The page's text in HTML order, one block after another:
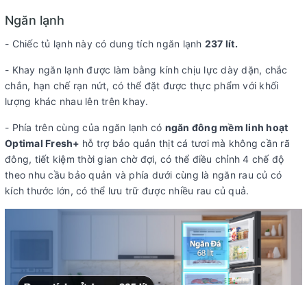
Ngăn lạnh
- Chiếc tủ lạnh này có dung tích ngăn lạnh 237 lít.
- Khay ngăn lạnh được làm bằng kính chịu lực dày dặn, chắc
chắn, hạn chế rạn nứt, có thể đặt được thực phẩm với khối
lượng khác nhau lên trên khay.
- Phía trên cùng của ngăn lạnh có ngăn đông mềm linh hoạt
Optimal Fresh+ hỗ trợ bảo quản thịt cá tươi mà không cần rã
đông, tiết kiệm thời gian chờ đợi, có thể điều chỉnh 4 chế độ
theo nhu cầu bảo quản và phía dưới cùng là ngăn rau củ có
kích thước lớn, có thể lưu trữ được nhiều rau củ quả.